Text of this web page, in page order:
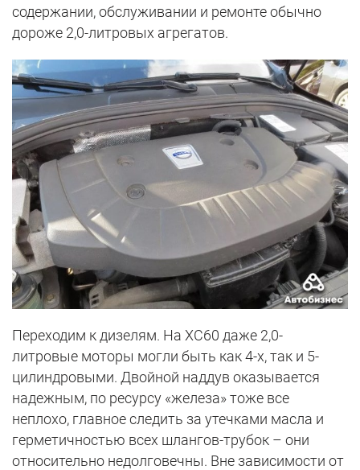
содержании, обслуживании и ремонте обычно
дороже 2,0-литровых агрегатов.
Переходим к дизелям. На XC60 даже 2,0-
литровые моторы могли быть как 4-х, так и 5-
цилиндровыми. Двойной наддув оказывается
надежным, по ресурсу «железа» тоже все
неплохо, главное следить за утечками масла и
герметичностью всех шлангов-трубок – они
относительно недолговечны. Вне зависимости от